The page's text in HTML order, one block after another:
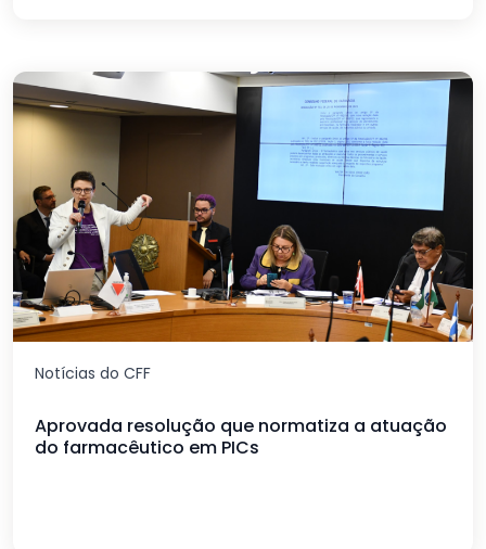
Notícias do CFF
Aprovada resolução que normatiza a atuação
do farmacêutico em PICs